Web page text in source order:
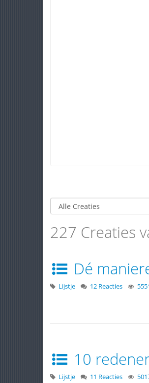
227 Creaties
Dé
Lijstje 12 Reacties
10
Lijstje 11 Reacties